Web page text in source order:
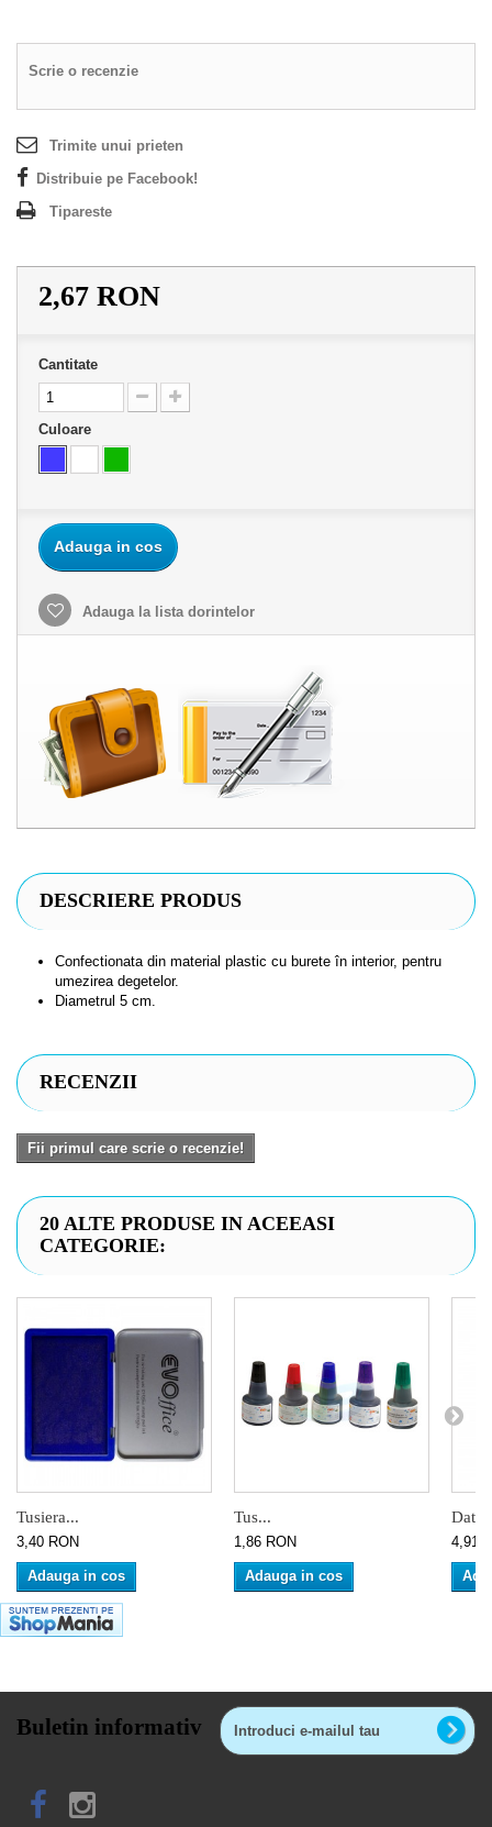
Scrie o recenzie
Trimite unui prieten
Distribuie pe Facebook!
Tipareste
2,67 RON
Cantitate
Culoare
Adauga in cos
Adauga la lista dorintelor
DESCRIERE PRODUS
Confectionata din material plastic cu burete în interior, pentru
umezirea degetelor.
Diametrul 5 cm.
RECENZII
Fii primul care scrie o recenzie!
20 ALTE PRODUSE IN ACEEASI
CATEGORIE:
Tusiera...
3,40 RON
Adauga in cos
Tus...
1,86 RON
Adauga in cos
4,91
Buletin informativ